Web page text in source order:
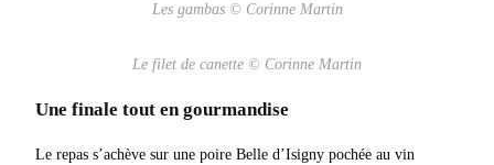
Les gambas © Corinne Martin
Le filet de canette © Corinne Martin
Une finale tout en gourmandise
Le repas s’achève sur une poire Belle d’Isigny pochée au vin